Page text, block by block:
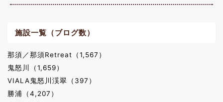
施設一覧（ブログ数）
那須／那須Retreat（1,567）
鬼怒川（1,659）
VIALA鬼怒川渓翠（397）
勝浦（4,207）